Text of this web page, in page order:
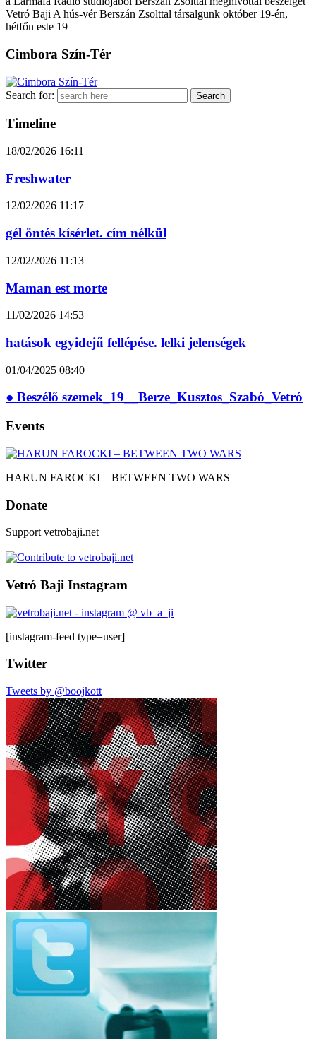
Vetró Baji A hús-vér Berszán Zsolttal társalgunk október 19-én,
hétfőn este 19
Cimbora Szín-Tér
Search for:
Timeline
18/02/2026 16:11
Freshwater
12/02/2026 11:17
gél öntés kísérlet. cím nélkül
12/02/2026 11:13
Maman est morte
11/02/2026 14:53
hatások egyidejű fellépése. lelki jelenségek
01/04/2025 08:40
● Beszélő szemek_19__Berze_Kusztos_Szabó_Vetró
Events
HARUN FAROCKI – BETWEEN TWO WARS
Donate
Support vetrobaji.net
Vetró Baji Instagram
[instagram-feed type=user]
Twitter
Tweets by @boojkott